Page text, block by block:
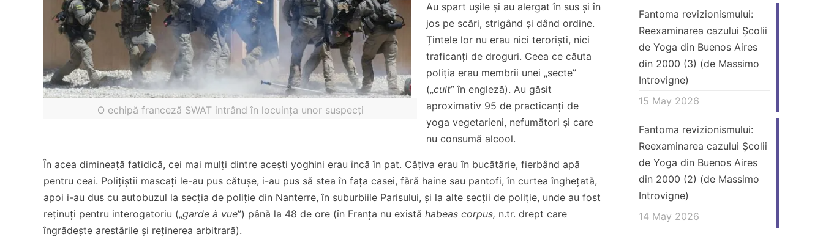
O echipă franceză SWAT intrând în locuința unor suspecți
Au spart ușile și au alergat în sus și în
jos pe scări, strigând și dând ordine.
Țintele lor nu erau nici teroriști, nici
traficanți de droguri. Ceea ce căuta
poliția erau membrii unei „secte”
(„cult” în engleză). Au găsit
aproximativ 95 de practicanți de
yoga vegetarieni, nefumători și care
nu consumă alcool.
În acea dimineață fatidică, cei mai mulți dintre acești yoghini erau încă în pat. Câțiva erau în bucătărie, fierbând apă
pentru ceai. Polițiștii mascați le-au pus cătușe, i-au pus să stea în fața casei, fără haine sau pantofi, în curtea înghețată,
apoi i-au dus cu autobuzul la secția de poliție din Nanterre, în suburbiile Parisului, și la alte secții de poliție, unde au fost
reținuți pentru interogatoriu („garde à vue”) până la 48 de ore (în Franța nu existăhabeas corpus, n.tr. drept care
îngrădește arestările și reținerea arbitrară).
Fantoma revizionismului:
Reexaminarea cazului Școlii
de Yoga din Buenos Aires
din 2000 (3) (de Massimo
Introvigne)
15 May 2026
Fantoma revizionismului:
Reexaminarea cazului Școlii
de Yoga din Buenos Aires
din 2000 (2) (de Massimo
Introvigne)
14 May 2026